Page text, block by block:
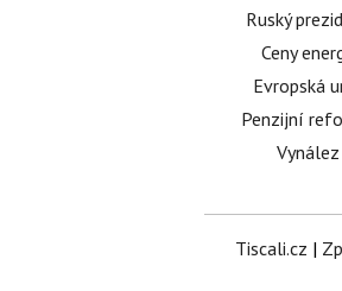
Ruský
Ceny
Evropská
Penzijní
Vynález
Tiscali.cz |